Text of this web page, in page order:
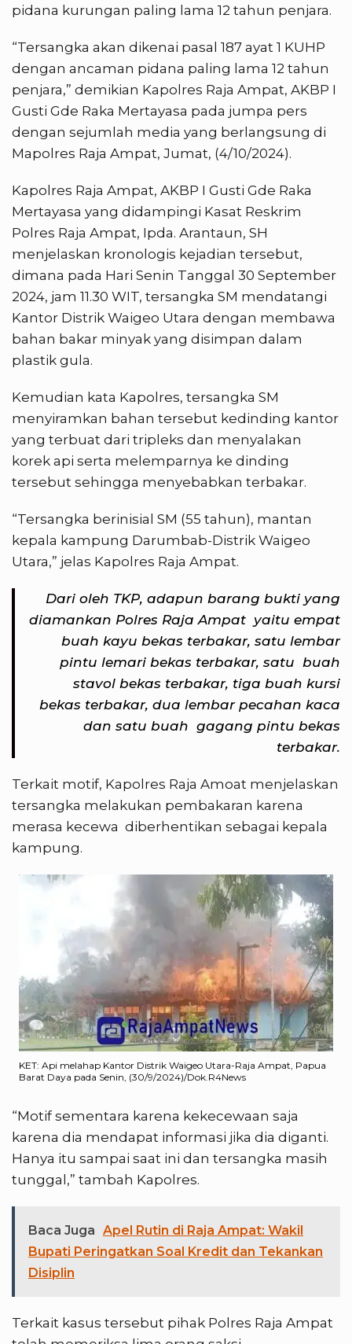
pidana kurungan paling lama 12 tahun penjara.
“Tersangka akan dikenai pasal 187 ayat 1 KUHP
dengan ancaman pidana paling lama 12 tahun
penjara,” demikian Kapolres Raja Ampat, AKBP I
Gusti Gde Raka Mertayasa pada jumpa pers
dengan sejumlah media yang berlangsung di
Mapolres Raja Ampat, Jumat, (4/10/2024).
Kapolres Raja Ampat, AKBP I Gusti Gde Raka
Mertayasa yang didampingi Kasat Reskrim
Polres Raja Ampat, Ipda. Arantaun, SH
menjelaskan kronologis kejadian tersebut,
dimana pada Hari Senin Tanggal 30 September
2024, jam 11.30 WIT, tersangka SM mendatangi
Kantor Distrik Waigeo Utara dengan membawa
bahan bakar minyak yang disimpan dalam
plastik gula.
Kemudian kata Kapolres, tersangka SM
menyiramkan bahan tersebut kedinding kantor
yang terbuat dari tripleks dan menyalakan
korek api serta melemparnya ke dinding
tersebut sehingga menyebabkan terbakar.
“Tersangka berinisial SM (55 tahun), mantan
kepala kampung Darumbab-Distrik Waigeo
Utara,” jelas Kapolres Raja Ampat.
Dari oleh TKP, adapun barang bukti yang
diamankan Polres Raja Ampat yaitu empat
buah kayu bekas terbakar, satu lembar
pintu lemari bekas terbakar, satu buah
stavol bekas terbakar, tiga buah kursi
bekas terbakar, dua lembar pecahan kaca
dan satu buah gagang pintu bekas
terbakar.
Terkait motif, Kapolres Raja Amoat menjelaskan
tersangka melakukan pembakaran karena
merasa kecewa diberhentikan sebagai kepala
kampung.
KET: Api melahap Kantor Distrik Waigeo Utara-Raja Ampat, Papua
Barat Daya pada Senin, (30/9/2024)/Dok.R4News
“Motif sementara karena kekecewaan saja
karena dia mendapat informasi jika dia diganti.
Hanya itu sampai saat ini dan tersangka masih
tunggal,” tambah Kapolres.
Baca Juga Apel Rutin di Raja Ampat: Wakil
Bupati Peringatkan Soal Kredit dan Tekankan
Disiplin
Terkait kasus tersebut pihak Polres Raja Ampat